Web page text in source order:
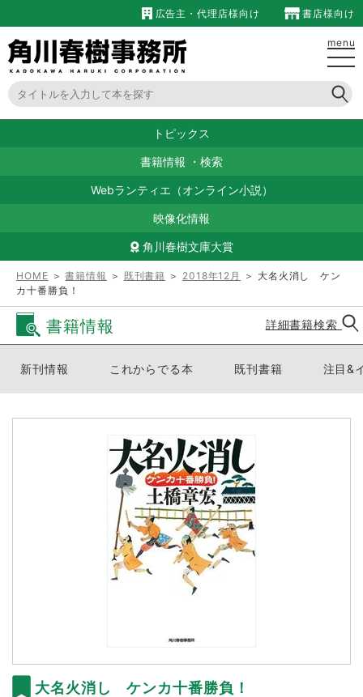
広告主・代理店様向け 書店様向け
menu
トピックス
書籍情報 ・ 検索
Webランティエ（オンライン小説）
映像化情報
角川春樹文庫大賞
HOME ＞書籍情報 ＞ 既刊書籍 ＞ 2018年12月
＞ 大名火消し ケン
カ十番勝負！
書籍情報 詳細書籍検索
新刊情報 これからでる本 既刊書籍 注目&
大名火消し ケンカ十番勝負！